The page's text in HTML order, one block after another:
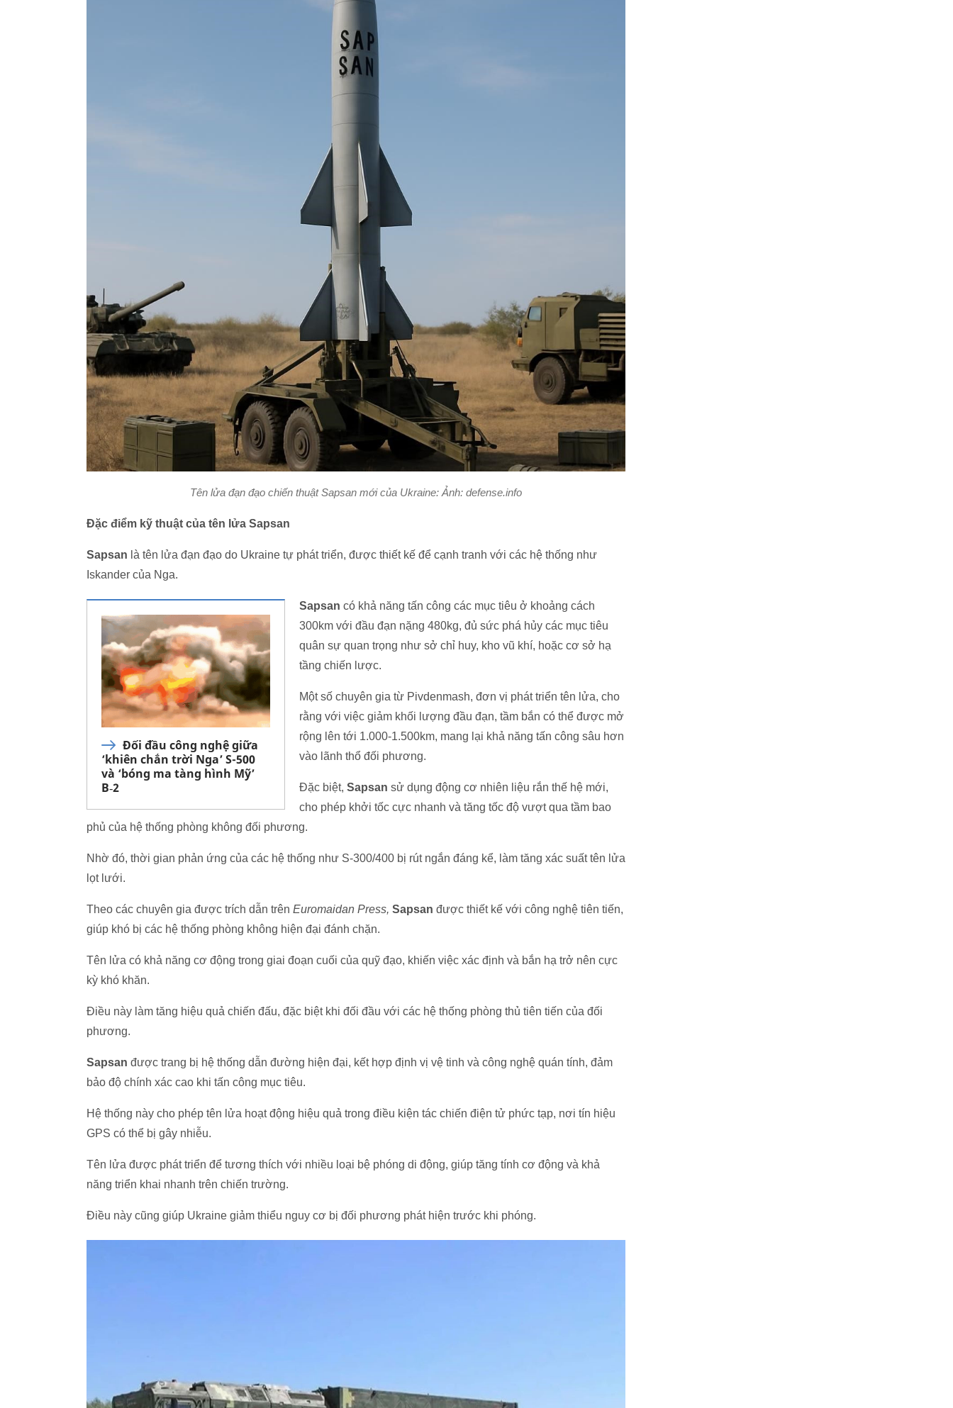
Tên lửa đạn đạo chiến thuật Sapsan mới của Ukraine: Ảnh: defense.info
Đặc điểm kỹ thuật của tên lửa Sapsan
Sapsan là tên lửa đạn đạo do Ukraine tự phát triển, được thiết kế để cạnh tranh với các hệ thống như
Iskander của Nga.
Đối đầu công nghệ giữa
‘khiên chắn trời Nga’ S-500
và ‘bóng ma tàng hình Mỹ’
B‑2
Sapsan có khả năng tấn công các mục tiêu ở khoảng cách
300km với đầu đạn nặng 480kg, đủ sức phá hủy các mục tiêu
quân sự quan trọng như sở chỉ huy, kho vũ khí, hoặc cơ sở hạ
tầng chiến lược.
Một số chuyên gia từ Pivdenmash, đơn vị phát triển tên lửa, cho
rằng với việc giảm khối lượng đầu đạn, tầm bắn có thể được mở
rộng lên tới 1.000-1.500km, mang lại khả năng tấn công sâu hơn
vào lãnh thổ đối phương.
Đặc biệt, Sapsan sử dụng động cơ nhiên liệu rắn thế hệ mới,
cho phép khởi tốc cực nhanh và tăng tốc độ vượt qua tầm bao
phủ của hệ thống phòng không đối phương.
Nhờ đó, thời gian phản ứng của các hệ thống như S-300/400 bị rút ngắn đáng kể, làm tăng xác suất tên lửa
lọt lưới.
Theo các chuyên gia được trích dẫn trên Euromaidan Press, Sapsan được thiết kế với công nghệ tiên tiến,
giúp khó bị các hệ thống phòng không hiện đại đánh chặn.
Tên lửa có khả năng cơ động trong giai đoạn cuối của quỹ đạo, khiến việc xác định và bắn hạ trở nên cực
kỳ khó khăn.
Điều này làm tăng hiệu quả chiến đấu, đặc biệt khi đối đầu với các hệ thống phòng thủ tiên tiến của đối
phương.
Sapsan được trang bị hệ thống dẫn đường hiện đại, kết hợp định vị vệ tinh và công nghệ quán tính, đảm
bảo độ chính xác cao khi tấn công mục tiêu.
Hệ thống này cho phép tên lửa hoạt động hiệu quả trong điều kiện tác chiến điện tử phức tạp, nơi tín hiệu
GPS có thể bị gây nhiễu.
Tên lửa được phát triển để tương thích với nhiều loại bệ phóng di động, giúp tăng tính cơ động và khả
năng triển khai nhanh trên chiến trường.
Điều này cũng giúp Ukraine giảm thiểu nguy cơ bị đối phương phát hiện trước khi phóng.